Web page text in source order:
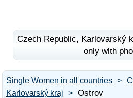
Czech Republic, Karlovarský
only with
Single Women in all countries
Karlovarský kraj
Ostrov